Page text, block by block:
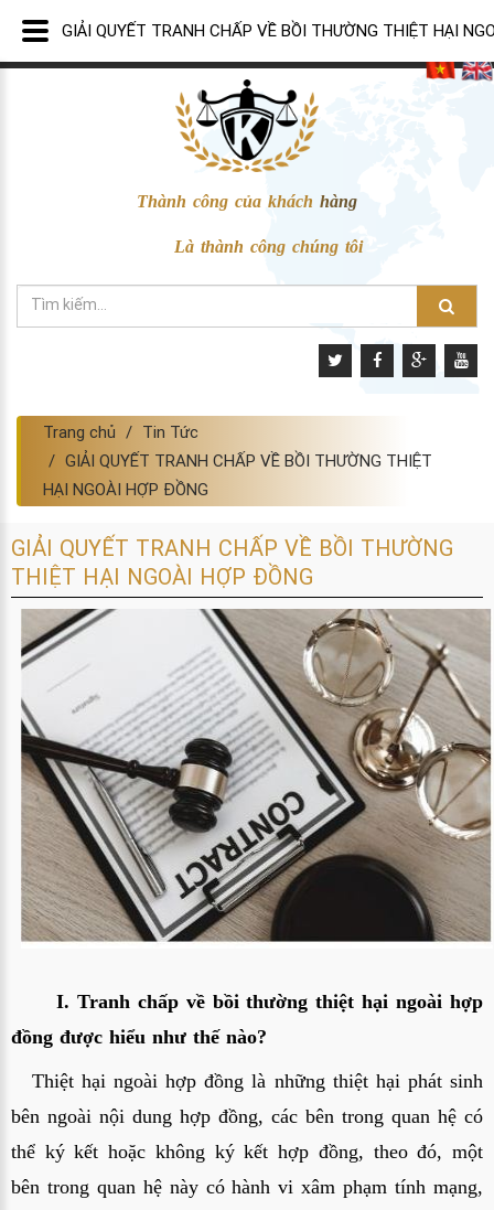
Thành công của khách hàng
Là thành công chúng tôi
Trang chủ
Tin Tức
GIẢI QUYẾT TRANH CHẤP VỀ BỒI THƯỜNG THIỆT
HẠI NGOÀI HỢP ĐỒNG
GIẢI QUYẾT TRANH CHẤP VỀ BỒI THƯỜNG
THIỆT HẠI NGOÀI HỢP ĐỒNG
đồng được hiểu như thế nào?
Thiệt hại ngoài hợp đồng là những thiệt hại phát sinh
bên ngoài nội dung hợp đồng, các bên trong quan hệ có
thể ký kết hoặc không ký kết hợp đồng, theo đó, một
bên trong quan hệ này có hành vi xâm phạm tính mạng,
GIẢI QUYẾT TRANH CHẤP VỀ BỒI THƯỜNG THIỆT HẠI